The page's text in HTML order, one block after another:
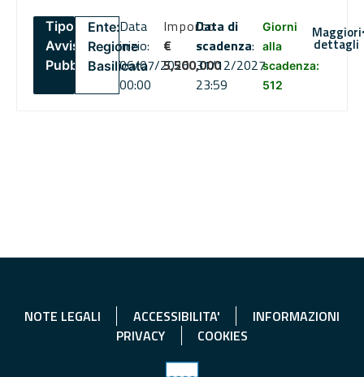
Tipo:
Avviso
Pubblico
Ente:
Regione
Basilicata
Data
inizio:
06/07/2026
00:00
Importo
€
5,500,000
Data di
scadenza:
31/12/2027
23:59
Giorni
alla
scadenza:
512
Maggiori
dettagli
NOTE LEGALI ACCESSIBILITA'
INFORMAZIONI
PRIVACY
COOKIES